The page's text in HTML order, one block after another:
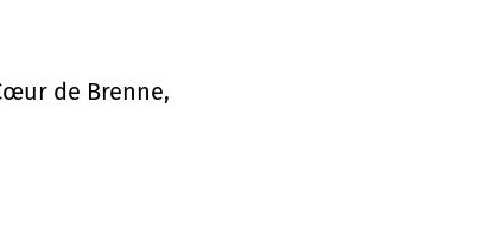
de Brenne,